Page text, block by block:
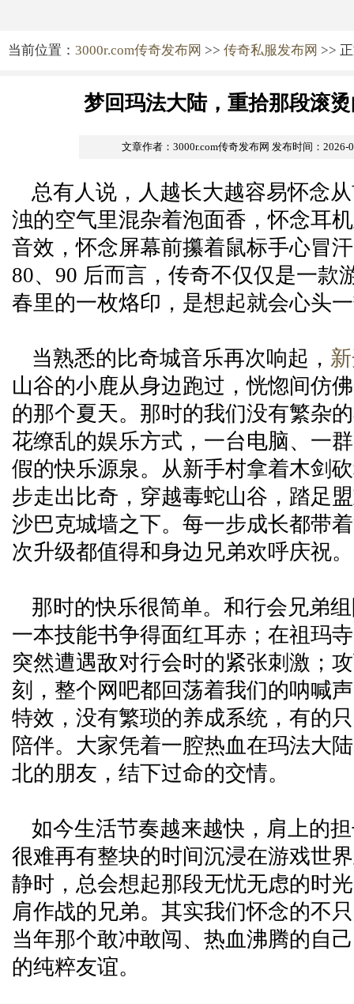
当前位置： 3000r.com传奇发布网 >> 传奇私服发布网 >>
梦回玛法大陆，重拾那段滚
文章作者：3000r.com传奇发布网 发布时间：2026-
总有人说，人越长大越容易怀念
浊的空气里混杂着泡面香，怀念耳
音效，怀念屏幕前攥着鼠标手心冒
80、90 后而言，传奇不仅仅是一款
春里的一枚烙印，是想起就会心头
当熟悉的比奇城音乐再次响起，
山谷的小鹿从身边跑过，恍惚间仿
的那个夏天。那时的我们没有繁杂
花缭乱的娱乐方式，一台电脑、一
假的快乐源泉。从新手村拿着木剑
步走出比奇，穿越毒蛇山谷，踏足
沙巴克城墙之下。每一步成长都带
次升级都值得和身边兄弟欢呼庆祝。
那时的快乐很简单。和行会兄弟
一本技能书争得面红耳赤；在祖玛
突然遭遇敌对行会时的紧张刺激；
刻，整个网吧都回荡着我们的呐喊
特效，没有繁琐的养成系统，有的
陪伴。大家凭着一腔热血在玛法大
北的朋友，结下过命的交情。
如今生活节奏越来越快，肩上的
很难再有整块的时间沉浸在游戏世
静时，总会想起那段无忧无虑的时
肩作战的兄弟。其实我们怀念的不
当年那个敢冲敢闯、热血沸腾的自
的纯粹友谊。